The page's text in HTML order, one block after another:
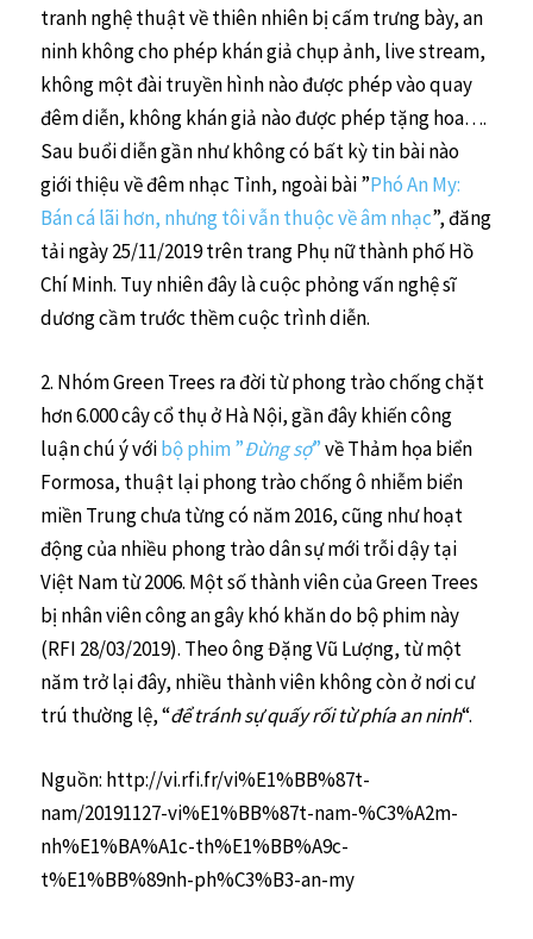
tranh nghệ thuật về thiên nhiên bị cấm trưng bày, an
ninh không cho phép khán giả chụp ảnh, live stream,
không một đài truyền hình nào được phép vào quay
đêm diễn, không khán giả nào được phép tặng hoa….
Sau buổi diễn gần như không có bất kỳ tin bài nào
giới thiệu về đêm nhạc Tỉnh, ngoài bài ”Phó An My:
Bán cá lãi hơn, nhưng tôi vẫn thuộc về âm nhạc”, đăng
tải ngày 25/11/2019 trên trang Phụ nữ thành phố Hồ
Chí Minh. Tuy nhiên đây là cuộc phỏng vấn nghệ sĩ
dương cầm trước thềm cuộc trình diễn.
2. Nhóm Green Trees ra đời từ phong trào chống chặt
hơn 6.000 cây cổ thụ ở Hà Nội, gần đây khiến công
luận chú ý vớibộ phim ”Đừng sợ”về Thảm họa biển
Formosa, thuật lại phong trào chống ô nhiễm biển
miền Trung chưa từng có năm 2016, cũng như hoạt
động của nhiều phong trào dân sự mới trỗi dậy tại
Việt Nam từ 2006. Một số thành viên của Green Trees
bị nhân viên công an gây khó khăn do bộ phim này
(RFI 28/03/2019). Theo ông Đặng Vũ Lượng, từ một
năm trở lại đây, nhiều thành viên không còn ở nơi cư
trú thường lệ, “để tránh sự quấy rối từ phía an ninh“.
Nguồn: http://vi.rfi.fr/vi%E1%BB%87t-
nam/20191127-vi%E1%BB%87t-nam-%C3%A2m-
nh%E1%BA%A1c-th%E1%BB%A9c-
t%E1%BB%89nh-ph%C3%B3-an-my